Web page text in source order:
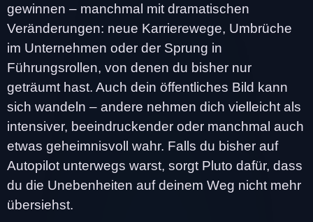
gewinnen – manchmal mit dramatischen
Veränderungen: neue Karrierewege, Umbrüche
im Unternehmen oder der Sprung in
Führungsrollen, von denen du bisher nur
geträumt hast. Auch dein öffentliches Bild kann
sich wandeln – andere nehmen dich vielleicht als
intensiver, beeindruckender oder manchmal auch
etwas geheimnisvoll wahr. Falls du bisher auf
Autopilot unterwegs warst, sorgt Pluto dafür, dass
du die Unebenheiten auf deinem Weg nicht mehr
übersiehst.